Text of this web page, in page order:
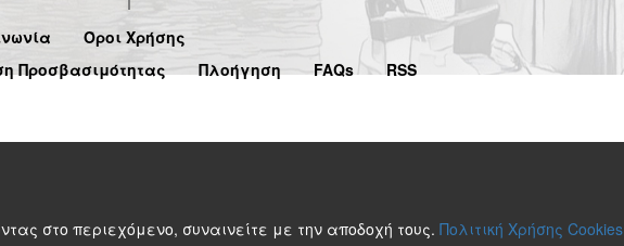
Όροι Χρήσης
Προσβασιμότητας
Πλοήγηση FAQs RSS
στο περιεχόμενο, συναινείτε με την αποδοχή τους. Πολιτική Χρήσης Cookies